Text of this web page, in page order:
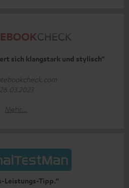
sich klangstark und stylisch“
28.03.2023
Mehr...
Leistungs-Tipp.“